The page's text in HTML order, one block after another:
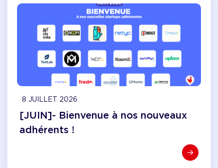
8 JUILLET 2026
[JUIN]- Bienvenue à nos nouveaux
adhérents !